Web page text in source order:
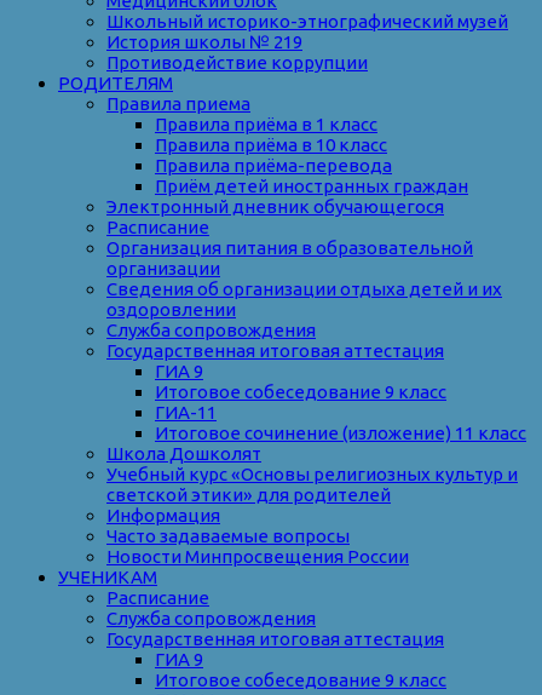
Школьный историко-этнографический музей
История школы № 219
Противодействие коррупции
РОДИТЕЛЯМ
Правила приема
Правила приёма в 1 класс
Правила приёма в 10 класс
Правила приёма-перевода
Приём детей иностранных граждан
Электронный дневник обучающегося
Расписание
Организация питания в образовательной
организации
Сведения об организации отдыха детей и их
оздоровлении
Служба сопровождения
Государственная итоговая аттестация
ГИА 9
Итоговое собеседование 9 класс
ГИА-11
Итоговое сочинение (изложение) 11 класс
Школа Дошколят
Учебный курс «Основы религиозных культур и
светской этики» для родителей
Информация
Часто задаваемые вопросы
Новости Минпросвещения России
УЧЕНИКАМ
Расписание
Служба сопровождения
Государственная итоговая аттестация
ГИА 9
Итоговое собеседование 9 класс